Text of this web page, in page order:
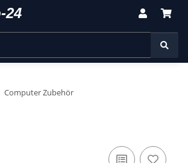
Computer Zubehör